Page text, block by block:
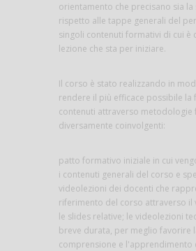
orientamento che precisano sia la
rispetto alle tappe generali del
singoli contenuti formativi di cui è
lezione che sta per iniziare.
Il corso è stato realizzando in
rendere il più efficace possibile la
contenuti attraverso metodologie
diversamente coinvolgenti:
patto formativo iniziale in cui
i contenuti generali del corso e
videolezioni dei docenti che
riferimento del corso attraverso il
le slides relative; le videolezioni
breve durata, per meglio favorire
comprensione e l'apprendimento